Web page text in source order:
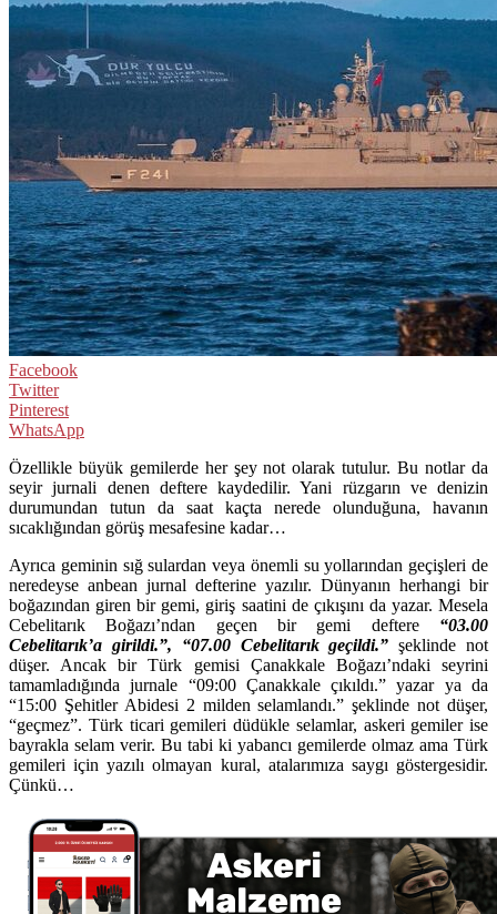
Facebook
Twitter
Pinterest
WhatsApp
Özellikle büyük gemilerde her şey not olarak tutulur. Bu notlar da
seyir jurnali denen deftere kaydedilir. Yani rüzgarın ve denizin
durumundan tutun da saat kaçta nerede olunduğuna, havanın
sıcaklığından görüş mesafesine kadar…
Ayrıca geminin sığ sulardan veya önemli su yollarından geçişleri de
neredeyse anbean jurnal defterine yazılır. Dünyanın herhangi bir
boğazından giren bir gemi, giriş saatini de çıkışını da yazar. Mesela
Cebelitarık Boğazı’ndan geçen bir gemi deftere “03.00
Cebelitarık’a girildi.”, “07.00 Cebelitarık geçildi.” şeklinde not
düşer. Ancak bir Türk gemisi Çanakkale Boğazı’ndaki seyrini
tamamladığında jurnale “09:00 Çanakkale çıkıldı.” yazar ya da
“15:00 Şehitler Abidesi 2 milden selamlandı.” şeklinde not düşer,
“geçmez”. Türk ticari gemileri düdükle selamlar, askeri gemiler ise
bayrakla selam verir. Bu tabi ki yabancı gemilerde olmaz ama Türk
gemileri için yazılı olmayan kural, atalarımıza saygı göstergesidir.
Çünkü…